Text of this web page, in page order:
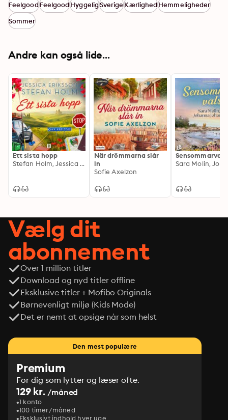
FeelgoodFeelgoodHyggeligSverigeKærlighedHemmeligheder
Sommer
Andre kan også lide...
Ett sista hopp
Stefan Holm, Jessica Holm, Jessica Eriksson
När drömmarna slår
in
Sofie Axelzon
Sensommarvals
Vælg dit
abonnement
Over 1 million titler
Download og nyd titler offline
Eksklusive titler + Mofibo Originals
Børnevenligt miljø (Kids Mode)
Det er nemt at opsige når som helst
Den mest populære
Premium
For dig som lytter og læser ofte.
129 kr. /måned
1 konto
100 timer/måned
Eksklusivt indhold hver uge